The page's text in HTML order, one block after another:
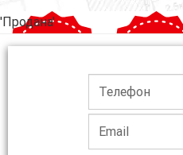
'Продана'